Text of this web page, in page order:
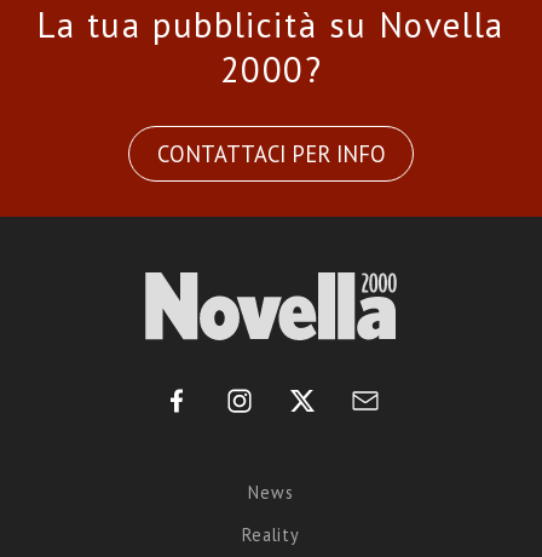
La tua pubblicità su Novella
2000?
CONTATTACI PER INFO
News
Reality